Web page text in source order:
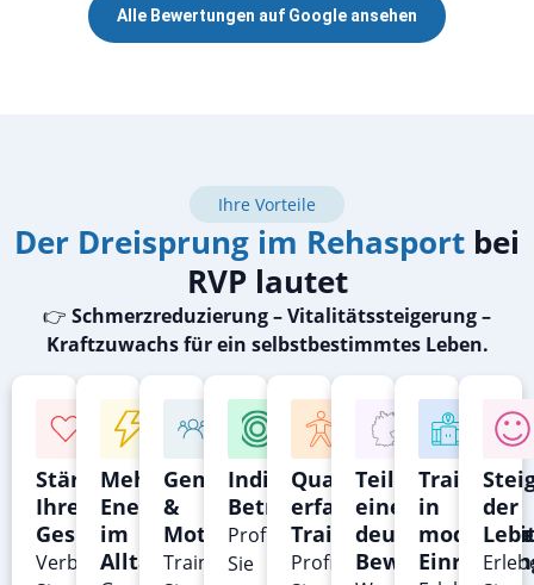
Alle Bewertungen auf Google ansehen
Ihre Vorteile
Der Dreisprung im Rehasport bei
RVP lautet
👉 Schmerzreduzierung – Vitalitätssteigerung –
Kraftzuwachs für ein selbstbestimmtes Leben.
Stärkung
Ihrer
Gesundheit
Verbessern
Mehr
Energie
im
Alltag
Gemeinschaft
&
Motivation
Trainieren
Individuelle
Betreuung
Profitieren
Sie
Qualitative,
erfahrene
Trainer
Profitieren
Teil
einer
Bewegung
Training
in
modernen
der